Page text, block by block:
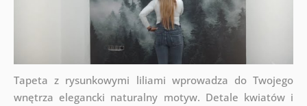
Tapeta z rysunkowymi liliami wprowadza do Twojego
wnętrza elegancki naturalny motyw. Detale kwiatów i